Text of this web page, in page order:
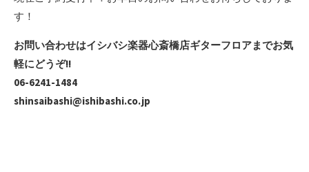
す！
お問い合わせはイシバシ楽器心斎橋店ギターフロアまでお気
軽にどうぞ!!
06-6241-1484
shinsaibashi@ishibashi.co.jp